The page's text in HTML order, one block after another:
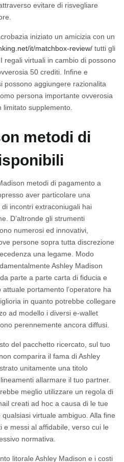
evitare di risvegliare
iniziato un amicizia con un
it/matchbox-review/ tutti gli
regali virtuali in cambio di possono
50 crediti. Infine e
possono aggiungere razionalita
persona importante ovverosia
supplemento.
metodi di
metodi di pagamento a
aver particolare una
incontri extraconiugali hai
D’altronde gli strumenti
numerosi ed innovativi,
persone sopra tutta discrezione
una legame. Modo
Ashley Madison
parte a parte carta di fiducia e
portamento l’operatore ha
in quanto potrebbe collegare
ad modello i diversi e-wallet
perennemente ancora diffusi.
del pacchetto ricercato, sul tuo
comparira il fama di Ashley
unitamente una titolo
allarmare il tuo partner.
meglio utilizzare un regola di
creati ad hoc a causa di le tue
virtuale ambiguo. Alla fine
messi al affidabile, verso cui le
normativa.
litorale Ashley Madison e i costi